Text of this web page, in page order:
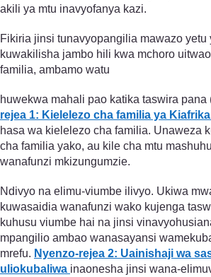
akili ya mtu inavyofanya kazi.
Fikiria jinsi tunavyopangilia mawazo yetu
kuwakilisha jambo hili kwa mchoro
familia, ambamo watu
huwekwa mahali pao katika taswira pana
rejea 1: Kielelezo cha familia ya Kiafrika
hasa wa kielelezo cha familia. Unaweza
cha familia yako, au kile cha mtu
wanafunzi mkizungumzie.
Ndivyo na elimu-viumbe ilivyo. Ukiwa
kuwasaidia wanafunzi wako kujenga
kuhusu viumbe hai na jinsi
mpangilio ambao wanasayansi
mrefu. Nyenzo-rejea 2: Uainishaji wa
uliokubaliwa inaonesha jinsi wana-